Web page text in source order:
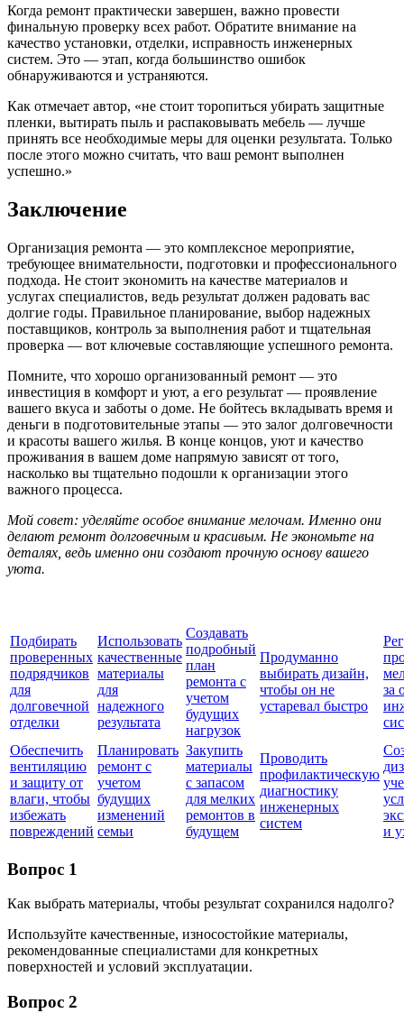
Когда ремонт практически завершен, важно провести
финальную проверку всех работ. Обратите внимание на
качество установки, отделки, исправность инженерных
систем. Это — этап, когда большинство ошибок
обнаруживаются и устраняются.
Как отмечает автор, «не стоит торопиться убирать защитные
пленки, вытирать пыль и распаковывать мебель — лучше
принять все необходимые меры для оценки результата. Только
после этого можно считать, что ваш ремонт выполнен
успешно.»
Заключение
Организация ремонта — это комплексное мероприятие,
требующее внимательности, подготовки и профессионального
подхода. Не стоит экономить на качестве материалов и
услугах специалистов, ведь результат должен радовать вас
долгие годы. Правильное планирование, выбор надежных
поставщиков, контроль за выполнения работ и тщательная
проверка — вот ключевые составляющие успешного ремонта.
Помните, что хорошо организованный ремонт — это
инвестиция в комфорт и уют, а его результат — проявление
вашего вкуса и заботы о доме. Не бойтесь вкладывать время и
деньги в подготовительные этапы — это залог долговечности
и красоты вашего жилья. В конце концов, уют и качество
проживания в вашем доме напрямую зависят от того,
насколько вы тщательно подошли к организации этого
важного процесса.
Мой совет: уделяйте особое внимание мелочам. Именно они
делают ремонт долговечным и красивым. Не экономьте на
деталях, ведь именно они создают прочную основу вашего
уюта.
Подбирать
проверенных
подрядчиков
для
долговечной
отделки
Использовать
качественные
материалы
для
надежного
результата
Создавать
подробный
план
ремонта с
учетом
будущих
нагрузок
Продуманно
выбирать дизайн,
чтобы он не
устаревал быстро
за
Обеспечить
вентиляцию
и защиту от
влаги, чтобы
избежать
повреждений
Планировать
ремонт с
учетом
будущих
изменений
семьи
Закупить
материалы
с запасом
для мелких
ремонтов в
будущем
Проводить
профилактическую
диагностику
инженерных
систем
и
Вопрос 1
Как выбрать материалы, чтобы результат сохранился надолго?
Используйте качественные, износостойкие материалы,
рекомендованные специалистами для конкретных
поверхностей и условий эксплуатации.
Вопрос 2